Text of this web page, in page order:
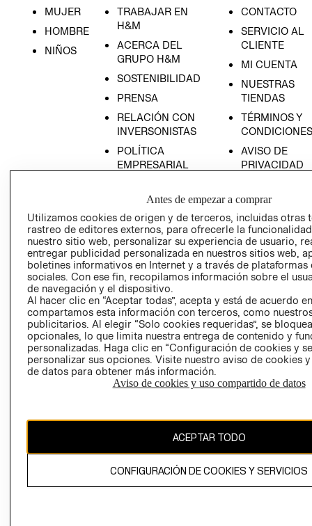
MUJER
HOMBRE
NIÑOS
TRABAJAR EN
H&M
ACERCA DEL
GRUPO H&M
SOSTENIBILIDAD
PRENSA
RELACIÓN CON
INVERSONISTAS
POLÍTICA
EMPRESARIAL
CONTACTO
SERVICIO AL
CLIENTE
MI CUENTA
NUESTRAS
TIENDAS
TÉRMINOS Y
CONDICIONES
AVISO DE
PRIVACIDAD
AVISO DE
COOKIES
LIBRO DE
Ecuador ($)
CAMBIAR REGIÓN
El contenido de esta página web está protegido por copyright y es
Antes de empezar a comprar
Utilizamos cookies de origen y de terceros, incluidas otras
rastreo de editores externos, para ofrecerle la
nuestro sitio web, personalizar su experiencia de usuario,
entregar publicidad personalizada en nuestros sitios web,
boletines informativos en Internet y a través de plataformas
sociales. Con ese fin, recopilamos información sobre el
de navegación y el dispositivo.
Al hacer clic en “Aceptar todas”, acepta y está de acuerdo
compartamos esta información con terceros, como
publicitarios. Al elegir “Solo cookies requeridas”, se
opcionales, lo que limita nuestra entrega de contenido y
personalizadas. Haga clic en “Configuración de cookies y
personalizar sus opciones. Visite nuestro aviso de cookies
de datos para obtener más información.
Aviso de cookies y uso compartido de datos
ACEPTAR TODO
CONFIGURACIÓN DE COOKIES Y SERVICIOS